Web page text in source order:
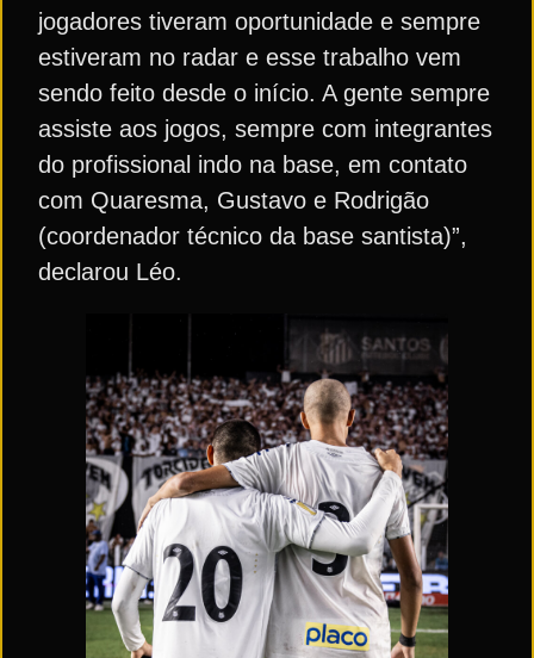
jogadores tiveram oportunidade e sempre
estiveram no radar e esse trabalho vem
sendo feito desde o início. A gente sempre
assiste aos jogos, sempre com integrantes
do profissional indo na base, em contato
com Quaresma, Gustavo e Rodrigão
(coordenador técnico da base santista)”,
declarou Léo.